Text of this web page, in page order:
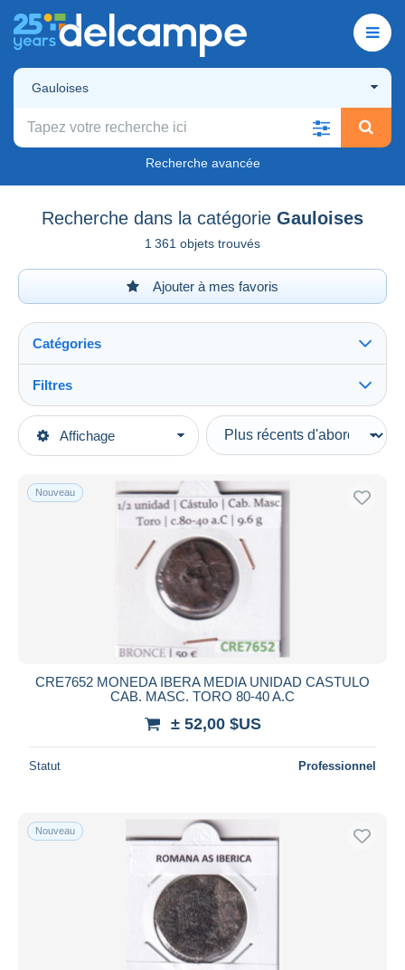
Gauloises
Recherche avancée
Recherche dans la catégorie Gauloises
1 361 objets trouvés
Ajouter à mes favoris
Affichage
Catégories
Catégories principales
Monnaies
Monnaies antiques
Filtres
Types de vente
En cours
Prix fixes
Enchères avec offres
Enchères sans offres
Maisons de vente
depuis
jours
Prix
Uniquement en réduction
Livraison gratuite
Méthodes de paiement
Virement bancaire
Nouveau
CRE7652 MONEDA IBERA MEDIA UNIDAD CASTULO
CAB. MASC. TORO 80-40 A.C
± 52,00 $US
Statut Professionnel
Nouveau